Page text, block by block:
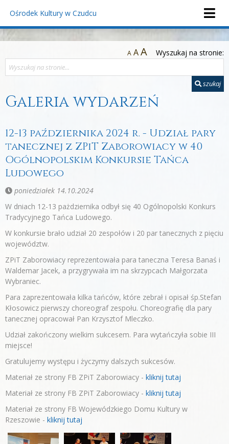
Ośrodek Kultury w Czudcu
A AA Wyszukaj na stronie:
szukaj
Galeria wydarzeń
12-13 października 2024 r. - Udział pary
tanecznej z ZPiT Zaborowiacy w 40
Ogólnopolskim Konkursie Tańca
Ludowego
poniedziałek 14.10.2024
W dniach 12-13 pażdziernika odbył się 40 Ogólnopolski Konkurs
Tradycyjnego Tańca Ludowego.
W konkursie brało udział 20 zespołów i 20 par tanecznych z pięciu
województw.
ZPiT Zaborowiacy reprezentowała para taneczna Teresa Banaś i
Waldemar Jacek, a przygrywała im na skrzypcach Małgorzata
Wybraniec.
Para zaprezentowała kilka tańców, które zebrał i opisał śp.Stefan
Kłosowicz pierwszy choreograf zespołu. Choreografię dla pary
tanecznej opracował Pan Krzysztof Mleczko.
Udział zakończony wielkim sukcesem. Para wytańczyła sobie III
miejsce!
Gratulujemy występu i życzymy dalszych sukcesów.
Materiał ze strony FB ZPiT Zaborowiacy - kliknij tutaj
Materiał ze strony FB ZPiT Zaborowiacy - kliknij tutaj
Materiał ze strony FB Wojewódzkiego Domu Kultury w
Rzeszowie - kliknij tutaj